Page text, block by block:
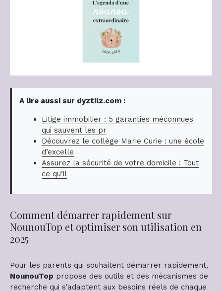
A lire aussi sur dyztilz.com :
Litige immobilier : 5 garanties méconnues
qui sauvent les pr
Découvrez le collège Marie Curie : une école
d’excelle
Assurez la sécurité de votre domicile : Tout
ce qu’il
Comment démarrer rapidement sur
NounouTop et optimiser son utilisation en
2025
Pour les parents qui souhaitent démarrer rapidement,
NounouTop propose des outils et des mécanismes de
recherche qui s’adaptent aux besoins réels de chaque